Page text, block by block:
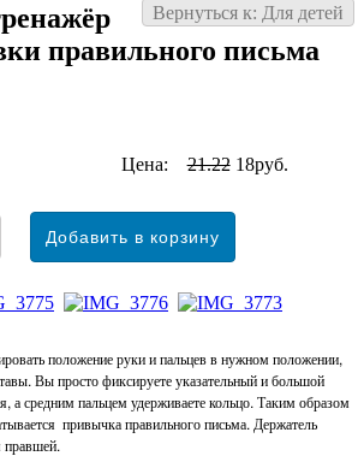
Вернуться к: Для детей
правильного письма
Цена: 21.2218руб.
положение руки и пальцев в нужном положении,
Вы просто фиксируете указательный и большой
а средним пальцем удерживаете кольцо. Таким образом
привычка правильного письма. Держатель
правшей.